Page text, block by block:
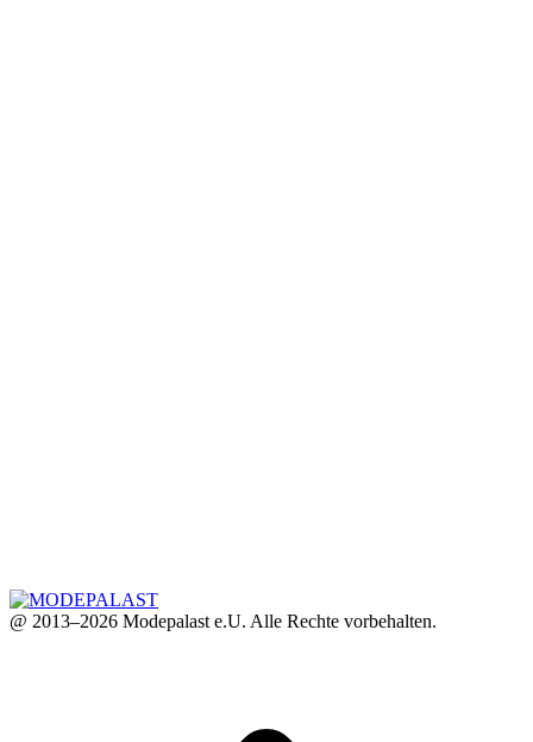
@ 2013–2026 Modepalast e.U. Alle Rechte vorbehalten.